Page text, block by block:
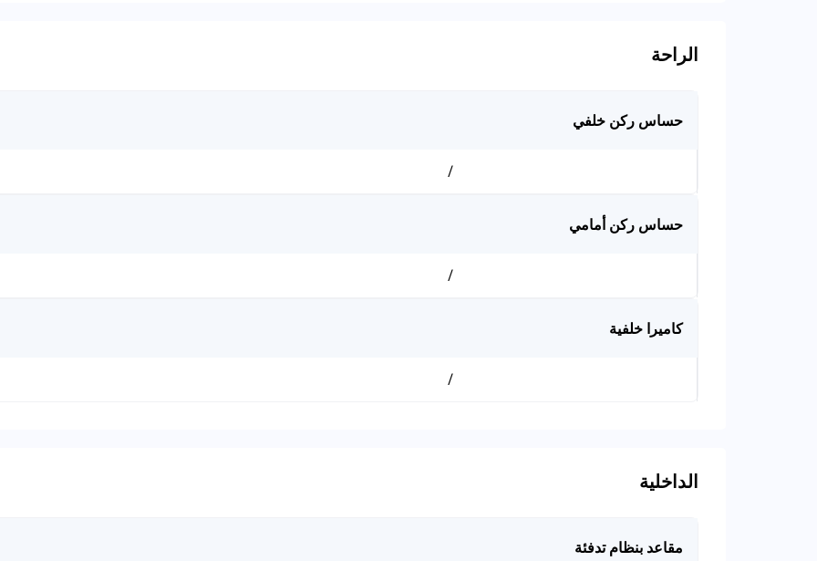
الراحة
حساس ركن خلفي
/
حساس ركن أمامي
/
كاميرا خلفية
/
الداخلية
مقاعد بنظام تدفئة